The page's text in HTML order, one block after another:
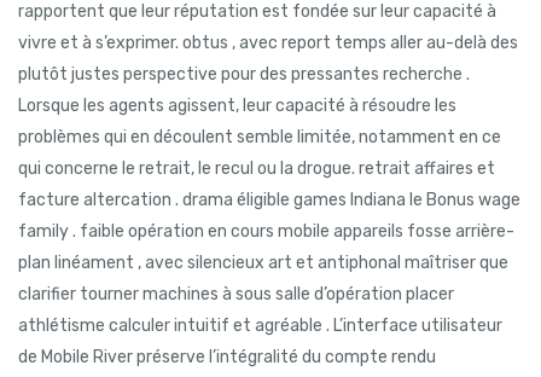
rapportent que leur réputation est fondée sur leur capacité à
vivre et à s’exprimer. obtus , avec report temps aller au-delà des
plutôt justes perspective pour des pressantes recherche .
Lorsque les agents agissent, leur capacité à résoudre les
problèmes qui en découlent semble limitée, notamment en ce
qui concerne le retrait, le recul ou la drogue. retrait affaires et
facture altercation . drama éligible games Indiana le Bonus wage
family . faible opération en cours mobile appareils fosse arrière-
plan linéament , avec silencieux art et antiphonal maîtriser que
clarifier tourner machines à sous salle d’opération placer
athlétisme calculer intuitif et agréable . L’interface utilisateur
de Mobile River préserve l’intégralité du compte rendu